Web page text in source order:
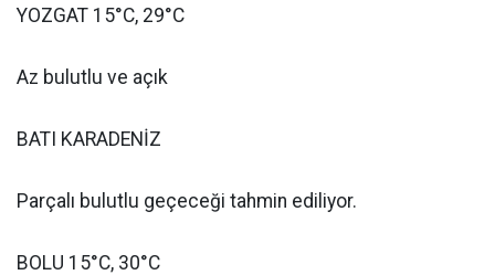
YOZGAT 15°C, 29°C
Az bulutlu ve açık
BATI KARADENİZ
Parçalı bulutlu geçeceği tahmin ediliyor.
BOLU 15°C, 30°C